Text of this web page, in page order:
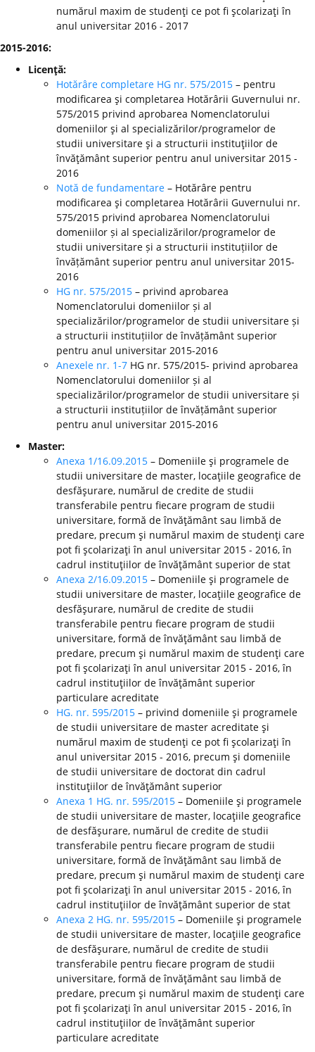
numărul maxim de studenţi ce pot fi şcolarizaţi în
anul universitar 2016 - 2017
2015-2016:
Licenţă:
Hotărâre completare HG nr. 575/2015 – pentru
modificarea şi completarea Hotărârii Guvernului nr.
575/2015 privind aprobarea Nomenclatorului
domeniilor şi al specializărilor/programelor de
studii universitare şi a structurii instituţiilor de
învăţământ superior pentru anul universitar 2015 -
2016
Notă de fundamentare – Hotărâre pentru
modificarea şi completarea Hotărârii Guvernului nr.
575/2015 privind aprobarea Nomenclatorului
domeniilor și al specializărilor/programelor de
studii universitare și a structurii instituțiilor de
învățământ superior pentru anul universitar 2015-
2016
HG nr. 575/2015 – privind aprobarea
Nomenclatorului domeniilor și al
specializărilor/programelor de studii universitare și
a structurii instituțiilor de învățământ superior
pentru anul universitar 2015-2016
Anexele nr. 1-7 HG nr. 575/2015- privind aprobarea
Nomenclatorului domeniilor și al
specializărilor/programelor de studii universitare și
a structurii instituțiilor de învățământ superior
pentru anul universitar 2015-2016
Master:
Anexa 1/16.09.2015 – Domeniile şi programele de
studii universitare de master, locaţiile geografice de
desfăşurare, numărul de credite de studii
transferabile pentru fiecare program de studii
universitare, formă de învăţământ sau limbă de
predare, precum şi numărul maxim de studenţi care
pot fi şcolarizaţi în anul universitar 2015 - 2016, în
cadrul instituţiilor de învăţământ superior de stat
Anexa 2/16.09.2015 – Domeniile şi programele de
studii universitare de master, locaţiile geografice de
desfăşurare, numărul de credite de studii
transferabile pentru fiecare program de studii
universitare, formă de învăţământ sau limbă de
predare, precum şi numărul maxim de studenţi care
pot fi şcolarizaţi în anul universitar 2015 - 2016, în
cadrul instituţiilor de învăţământ superior
particulare acreditate
HG. nr. 595/2015 – privind domeniile şi programele
de studii universitare de master acreditate şi
numărul maxim de studenţi ce pot fi şcolarizaţi în
anul universitar 2015 - 2016, precum şi domeniile
de studii universitare de doctorat din cadrul
instituţiilor de învăţământ superior
Anexa 1 HG. nr. 595/2015 – Domeniile şi programele
de studii universitare de master, locaţiile geografice
de desfăşurare, numărul de credite de studii
transferabile pentru fiecare program de studii
universitare, formă de învăţământ sau limbă de
predare, precum şi numărul maxim de studenţi care
pot fi şcolarizaţi în anul universitar 2015 - 2016, în
cadrul instituţiilor de învăţământ superior de stat
Anexa 2 HG. nr. 595/2015 – Domeniile şi programele
de studii universitare de master, locaţiile geografice
de desfăşurare, numărul de credite de studii
transferabile pentru fiecare program de studii
universitare, formă de învăţământ sau limbă de
predare, precum şi numărul maxim de studenţi care
pot fi şcolarizaţi în anul universitar 2015 - 2016, în
cadrul instituţiilor de învăţământ superior
particulare acreditate